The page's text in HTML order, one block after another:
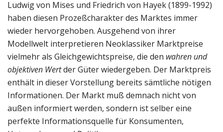
Ludwig von Mises und Friedrich von Hayek (1899-1992)
haben diesen Prozeßcharakter des Marktes immer
wieder hervorgehoben. Ausgehend von ihrer
Modellwelt interpretieren Neoklassiker Marktpreise
vielmehr als Gleichgewichtspreise, die den wahren und
objektiven Wertder Güter wiedergeben. Der Marktpreis
enthält in dieser Vorstellung bereits sämtliche nötigen
Informationen. Der Markt muß demnach nicht von
außen informiert werden, sondern ist selber eine
perfekte Informationsquelle für Konsumenten,